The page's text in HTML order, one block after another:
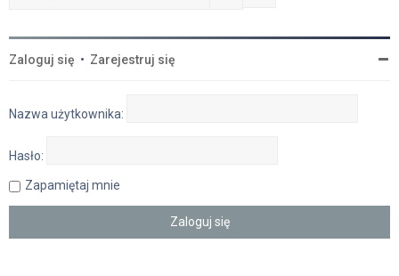
Zaloguj się • Zarejestruj się
Nazwa użytkownika:
Hasło:
Zapamiętaj mnie